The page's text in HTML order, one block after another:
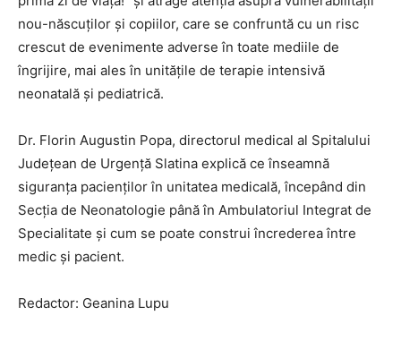
nou-născuților și copiilor, care se confruntă cu un risc
crescut de evenimente adverse în toate mediile de
îngrijire, mai ales în unitățile de terapie intensivă
neonatală și pediatrică.
Dr. Florin Augustin Popa, directorul medical al Spitalului
Județean de Urgență Slatina explică ce înseamnă
siguranța pacienților în unitatea medicală, începând din
Secția de Neonatologie până în Ambulatoriul Integrat de
Specialitate și cum se poate construi încrederea între
medic și pacient.
Redactor: Geanina Lupu